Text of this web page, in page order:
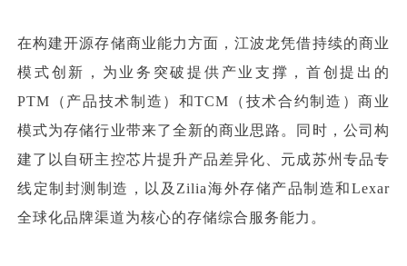
在构建开源存储商业能力方面，江波龙凭借持续的商业
模式创新，为业务突破提供产业支撑，首创提出的
PTM（产品技术制造）和TCM（技术合约制造）商业
模式为存储行业带来了全新的商业思路。同时，公司构
建了以自研主控芯片提升产品差异化、元成苏州专品专
线定制封测制造，以及Zilia海外存储产品制造和Lexar
全球化品牌渠道为核心的存储综合服务能力。